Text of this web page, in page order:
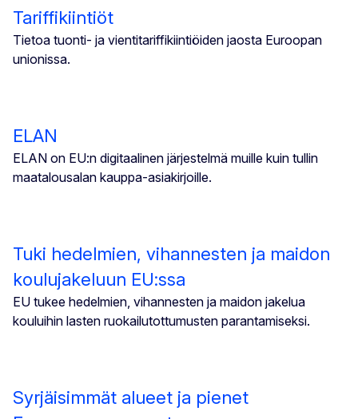
Tariffikiintiöt
Tietoa tuonti- ja vientitariffikiintiöiden jaosta Euroopan
unionissa.
ELAN
ELAN on EU:n digitaalinen järjestelmä muille kuin tullin
maatalousalan kauppa-asiakirjoille.
Tuki hedelmien, vihannesten ja maidon
koulujakeluun EU:ssa
EU tukee hedelmien, vihannesten ja maidon jakelua
kouluihin lasten ruokailutottumusten parantamiseksi.
Syrjäisimmät alueet ja pienet